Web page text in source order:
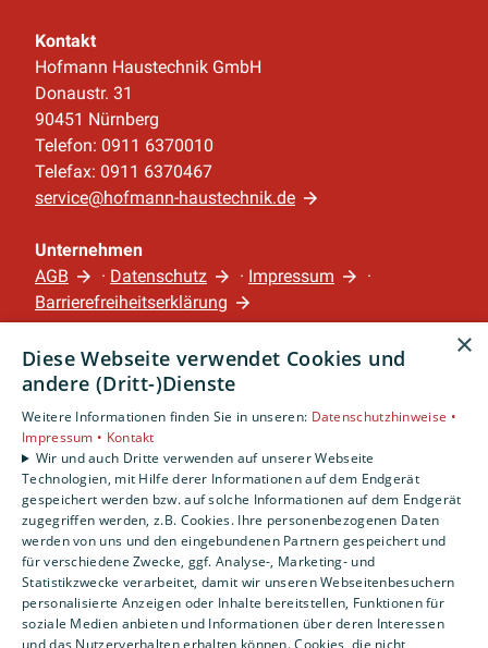
Kontakt
Hofmann Haustechnik GmbH
Donaustr. 31
90451 Nürnberg
Telefon: 0911 6370010
Telefax: 0911 6370467
service@hofmann-haustechnik.de
Unternehmen
AGB
· Datenschutz · Impressum
·
Barrierefreiheitserklärung
Leistungen
Privatkunden
Gewerbekunden
Karriere
Unternehmen
Standort
Nürnberg
×
Diese Webseite verwendet Cookies und
andere (Dritt-)Dienste
Weitere Informationen finden Sie in unseren: Datenschutzhinweise •
Impressum • Kontakt
Wir und auch Dritte verwenden auf unserer Webseite
Technologien, mit Hilfe derer Informationen auf dem Endgerät
gespeichert werden bzw. auf solche Informationen auf dem Endgerät
zugegriffen werden, z.B. Cookies. Ihre personenbezogenen Daten
werden von uns und den eingebundenen Partnern gespeichert und
für verschiedene Zwecke, ggf. Analyse-, Marketing- und
Statistikzwecke verarbeitet, damit wir unseren Webseitenbesuchern
personalisierte Anzeigen oder Inhalte bereitstellen, Funktionen für
soziale Medien anbieten und Informationen über deren Interessen
und das Nutzerverhalten erhalten können. Cookies, die nicht